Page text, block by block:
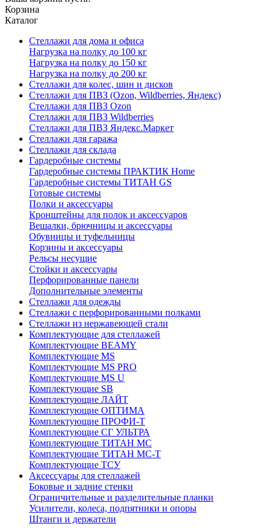
Корзина
Каталог
Стеллажи для дома и офиса
Нагрузка на полку до 100 кг
Нагрузка на полку до 150 кг
Нагрузка на полку до 200 кг
Стеллажи для колес, шин и дисков
Стеллажи для ПВЗ (Ozon, Wildberries, Яндекс)
Стеллажи для ПВЗ Ozon
Стеллажи для ПВЗ Wildberries
Стеллажи для ПВЗ Яндекс.Маркет
Стеллажи для гаража
Стеллажи для склада
Гардеробные системы
Гардеробные системы ПРАКТИК Home
Гардеробные системы ТИТАН GS
Готовые системы
Полки и аксессуары
Кронштейны для полок и аксессуаров
Вешалки, брючницы и аксессуары
Обувницы и туфельницы
Корзины и аксессуары
Рельсы несущие
Стойки и аксессуары
Перфорированные панели
Дополнительные элементы
Стеллажи для одежды
Стеллажи с перфорированными полками
Стеллажи из нержавеющей стали
Комплектующие для стеллажей
Комплектующие BEAMY
Комплектующие MS
Комплектующие MS PRO
Комплектующие MS U
Комплектующие SB
Комплектующие ЛАЙТ
Комплектующие ОПТИМА
Комплектующие ПРОФИ-Т
Комплектующие СГ УЛЬТРА
Комплектующие ТИТАН МС
Комплектующие ТИТАН МС-Т
Комплектующие ТСУ
Аксессуары для стеллажей
Боковые и задние стенки
Ограничительные и разделительные планки
Усилители, колеса, подпятники и опоры
Штанги и держатели